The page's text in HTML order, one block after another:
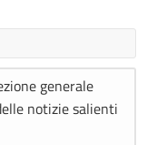
generale
notizie salienti